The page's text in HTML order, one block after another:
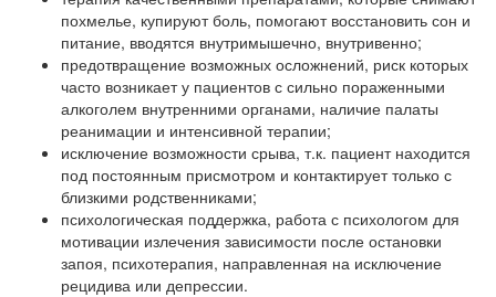
похмелье, купируют боль, помогают восстановить сон и
питание, вводятся внутримышечно, внутривенно;
предотвращение возможных осложнений, риск которых
часто возникает у пациентов с сильно пораженными
алкоголем внутренними органами, наличие палаты
реанимации и интенсивной терапии;
исключение возможности срыва, т.к. пациент находится
под постоянным присмотром и контактирует только с
близкими родственниками;
психологическая поддержка, работа с психологом для
мотивации излечения зависимости после остановки
запоя, психотерапия, направленная на исключение
рецидива или депрессии.